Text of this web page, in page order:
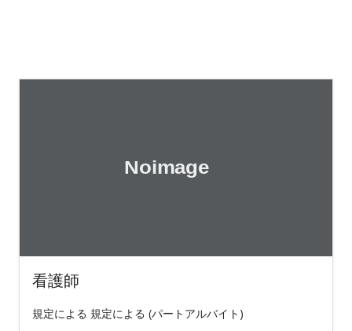
看護師
規定による 規定による (パートアルバイト)